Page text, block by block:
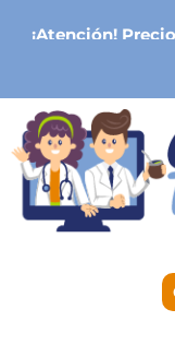
¡Atención!